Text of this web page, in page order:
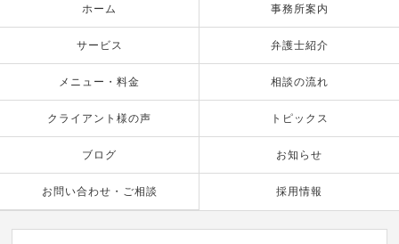
ホーム 事務所案内
サービス 弁護士紹介
メニュー・料金 相談の流れ
クライアント様の声 トピックス
ブログ お知らせ
お問い合わせ・ご相談 採用情報